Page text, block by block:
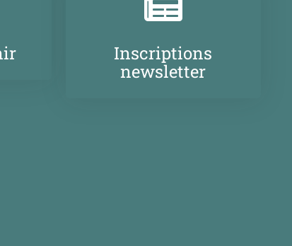
Inscriptions
newsletter